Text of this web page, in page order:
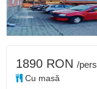
1890 RON /pers
Cu masă